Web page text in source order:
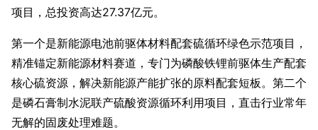
项目，总投资高达27.37亿元。
第一个是新能源电池前驱体材料配套硫循环绿色示范项目，
精准锚定新能源材料赛道，专门为磷酸铁锂前驱体生产配套
核心硫资源，解决新能源产能扩张的原料配套短板。第二个
是磷石膏制水泥联产硫酸资源循环利用项目，直击行业常年
无解的固废处理难题。